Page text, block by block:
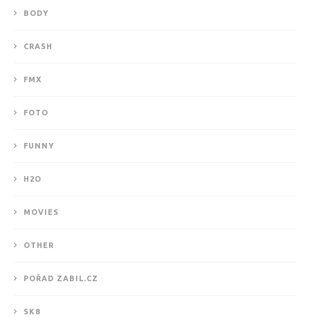
BODY
CRASH
FMX
FOTO
FUNNY
H2O
MOVIES
OTHER
POŘAD ZABIL.CZ
SK8